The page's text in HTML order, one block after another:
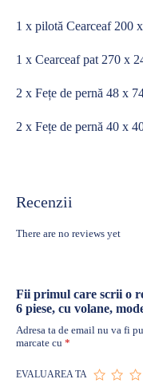
1 x pilotă Cearceaf 200
1 x Cearceaf pat 270 x
2 x Fețe de pernă 48 x
2 x Fețe de pernă 40 x
Recenzii
There are no reviews yet
Fii primul care scrii o
6 piese, cu volane,
Adresa ta de email nu va fi
marcate cu *
EVALUAREA TA